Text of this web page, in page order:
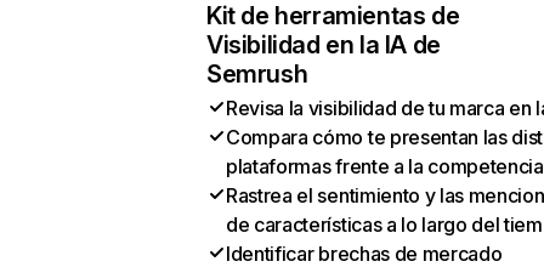
Kit de herramientas de
Visibilidad en la IA de
Semrush
Revisa la visibilidad de tu marca en
Compara cómo te presentan las
plataformas frente a la competencia
Rastrea el sentimiento y las
de características a lo largo del
Identificar brechas de mercado